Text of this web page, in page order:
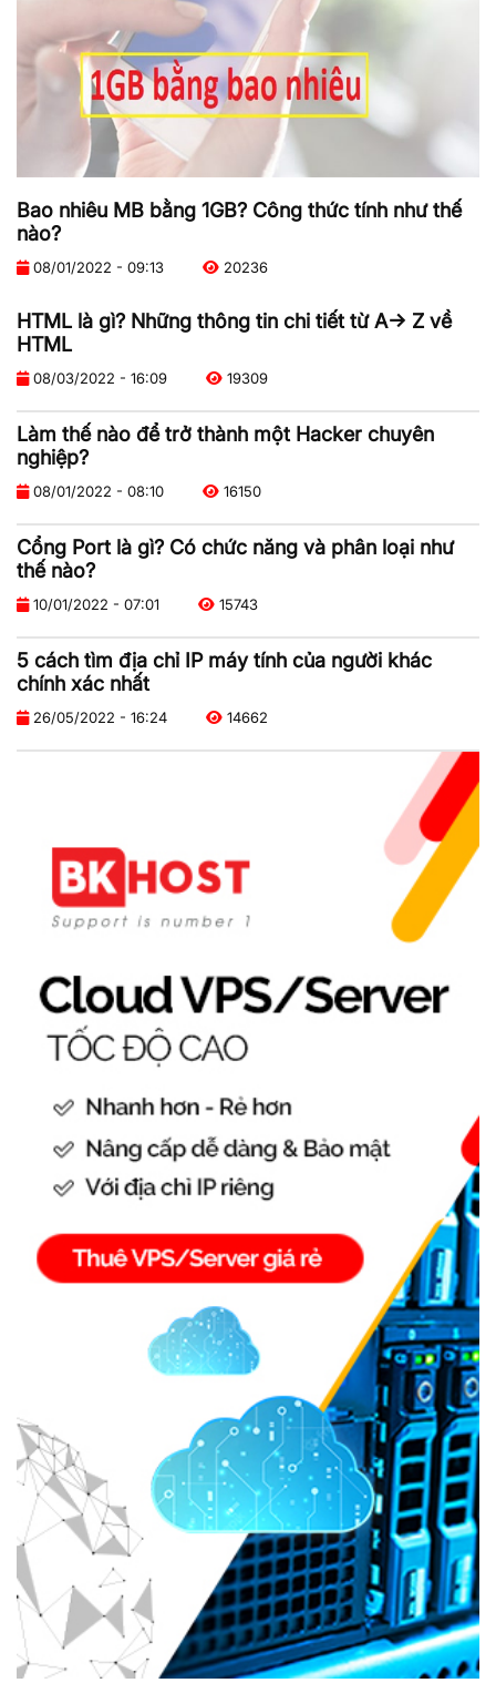
Bao nhiêu MB bằng 1GB? Công thức tính như thế
nào?
08/01/2022 - 09:13 20236
HTML là gì? Những thông tin chi tiết từ A-> Z về
HTML
08/03/2022 - 16:09 19309
Làm thế nào để trở thành một Hacker chuyên
nghiệp?
08/01/2022 - 08:10 16150
Cổng Port là gì? Có chức năng và phân loại như
thế nào?
10/01/2022 - 07:01 15743
5 cách tìm địa chỉ IP máy tính của người khác
chính xác nhất
26/05/2022 - 16:24 14662